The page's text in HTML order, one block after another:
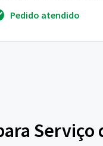
Pedido atendido
Serviço